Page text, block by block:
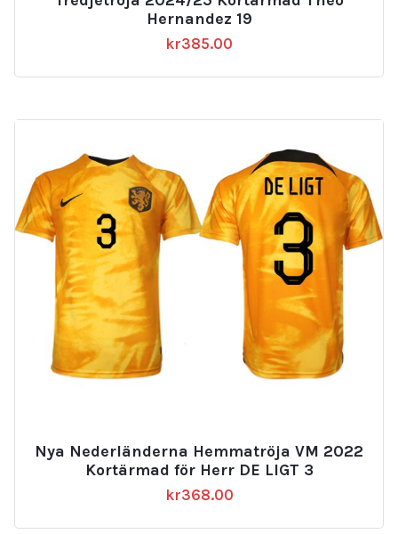
Hernandez 19
kr385.00
Nya Nederländerna Hemmatröja VM 2022
Kortärmad för Herr DE LIGT 3
kr368.00